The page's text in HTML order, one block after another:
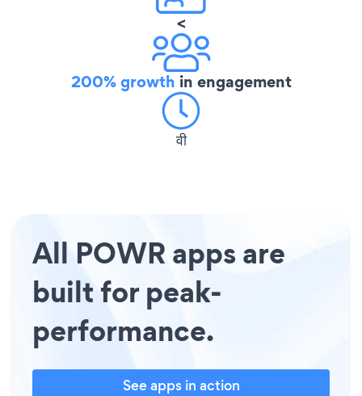
<
200% growth in engagement
वी
All POWR apps are
built for peak-
performance.
See apps in action